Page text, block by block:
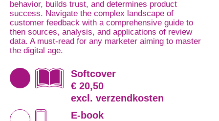
behavior, builds trust, and determines product
success. Navigate the complex landscape of
customer feedback with a comprehensive guide to
then sources, analysis, and applications of review
data. A must-read for any marketer aiming to master
the digital age.
Softcover
€ 20,50
excl. verzendkosten
E-book